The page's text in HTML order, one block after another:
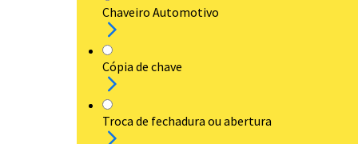
Chaveiro Automotivo
Cópia de chave
Troca de fechadura ou abertura